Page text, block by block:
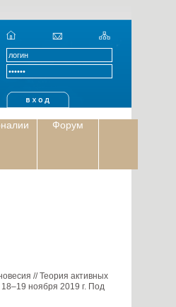
Форум
// Теория активных
ноября 2019 г. Под